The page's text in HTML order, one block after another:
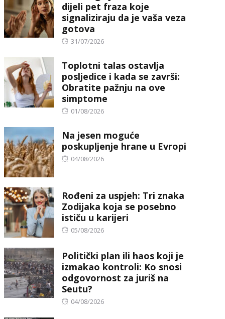
dijeli pet fraza koje
signaliziraju da je vaša veza
gotova
Posted
31/07/2026
Toplotni talas ostavlja
posljedice i kada se završi:
Obratite pažnju na ove
simptome
Posted
01/08/2026
Na jesen moguće
poskupljenje hrane u Evropi
Posted
04/08/2026
Rođeni za uspjeh: Tri znaka
Zodijaka koja se posebno
ističu u karijeri
Posted
05/08/2026
Politički plan ili haos koji je
izmakao kontroli: Ko snosi
odgovornost za juriš na
Seutu?
Posted
04/08/2026